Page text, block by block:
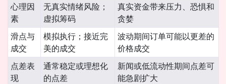
心理因
素
无真实情绪风险；
虚拟筹码
真实资金带来压力、恐惧和
贪婪
滑点与
成交
模拟执行；接近完
美的成交
波动期间订单可能以更差的
价格成交
点差表
现
通常稳定或理想化
的点差
新闻或低流动性期间点差可
能急剧扩大